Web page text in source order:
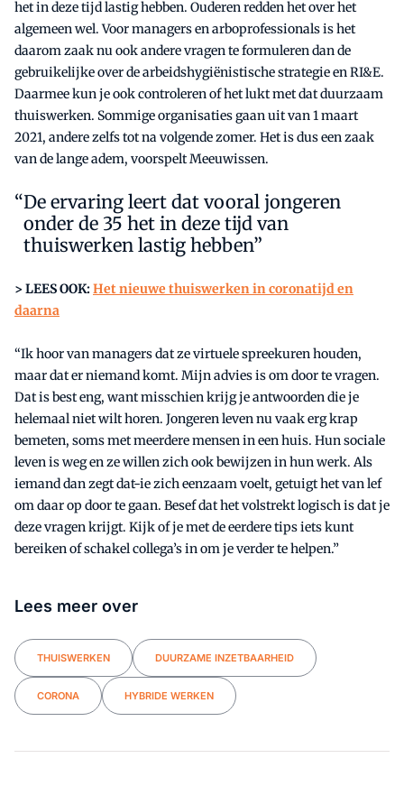
het in deze tijd lastig hebben. Ouderen redden het over het
algemeen wel. Voor managers en arboprofessionals is het
daarom zaak nu ook andere vragen te formuleren dan de
gebruikelijke over de arbeidshygiënistische strategie en RI&E.
Daarmee kun je ook controleren of het lukt met dat duurzaam
thuiswerken. Sommige organisaties gaan uit van 1 maart
2021, andere zelfs tot na volgende zomer. Het is dus een zaak
van de lange adem, voorspelt Meeuwissen.
De ervaring leert dat vooral jongeren
onder de 35 het in deze tijd van
thuiswerken lastig hebben”
> LEES OOK:Het nieuwe thuiswerken in coronatijd en
daarna
“Ik hoor van managers dat ze virtuele spreekuren houden,
maar dat er niemand komt. Mijn advies is om door te vragen.
Dat is best eng, want misschien krijg je antwoorden die je
helemaal niet wilt horen. Jongeren leven nu vaak erg krap
bemeten, soms met meerdere mensen in een huis. Hun sociale
leven is weg en ze willen zich ook bewijzen in hun werk. Als
iemand dan zegt dat-ie zich eenzaam voelt, getuigt het van lef
om daar op door te gaan. Besef dat het volstrekt logisch is dat je
deze vragen krijgt. Kijk of je met de eerdere tips iets kunt
bereiken of schakel collega’s in om je verder te helpen.”
Lees meer over
THUISWERKEN DUURZAME INZETBAARHEID
CORONA HYBRIDE WERKEN